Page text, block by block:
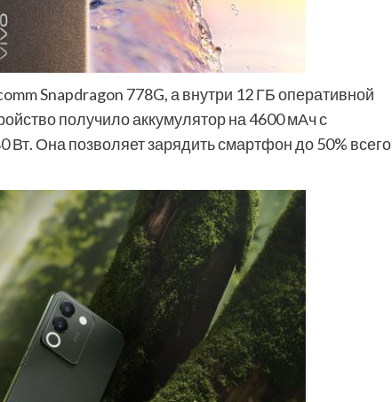
Snapdragon 778G, а внутри 12 ГБ оперативной
получило аккумулятор на 4600 мАч с
Она позволяет зарядить смартфон до 50% всего